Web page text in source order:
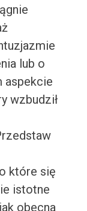
lub o
aspekcie
wzbudził
które się
istotne
obecna